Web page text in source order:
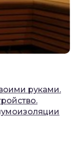
руками.